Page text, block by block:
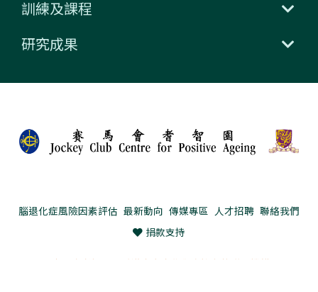
訓練及課程
研究成果
腦退化症風險因素評估 最新動向 傳媒專區 人才招聘 聯絡我們
捐款支持